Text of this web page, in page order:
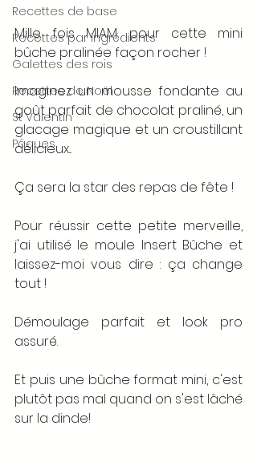
Recettes de base
Recettes par ingrédients
Galettes des rois
Recettes de Noël
St Valentin
Pâques
Mille fois MIAM pour cette mini
bûche pralinée façon rocher !
Imaginez un mousse fondante au
goût parfait de chocolat praliné, un
glacage magique et un croustillant
délicieux...
Ça sera la star des repas de fête !
Pour réussir cette petite merveille,
j'ai utilisé le moule Insert Bûche et
laissez-moi vous dire : ça change
tout !
Démoulage parfait et look pro
assuré.
Et puis une bûche format mini, c'est
plutôt pas mal quand on s'est lâché
sur la dinde!